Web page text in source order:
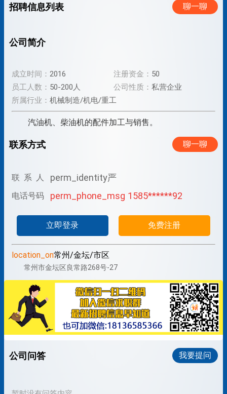
招聘信息列表 聊一聊
公司简介
成立时间： 2016 注册资金： 50
员工人数： 50-200人 公司性质： 私营企业
所属行业： 机械制造/机电/重工
汽油机、柴油机的配件加工与销售。
联系方式 聊一聊
联 系 人 perm_identity严
电话号码 perm_phone_msg 1585******92
立即登录 免费注册
location_on常州/金坛/市区
常州市金坛区良常路268号-27
公司问答 我要提问